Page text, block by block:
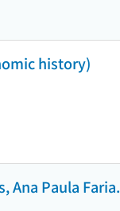
history)
Ana Paula Faria.